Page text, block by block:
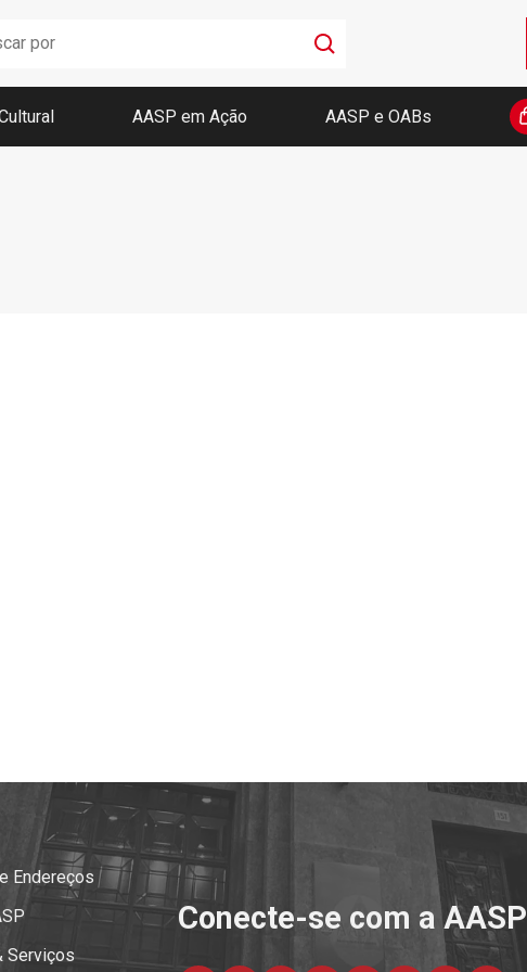
AASP em Ação AASP e OABs
Endereços
Serviços
Conecte-se com a AASP